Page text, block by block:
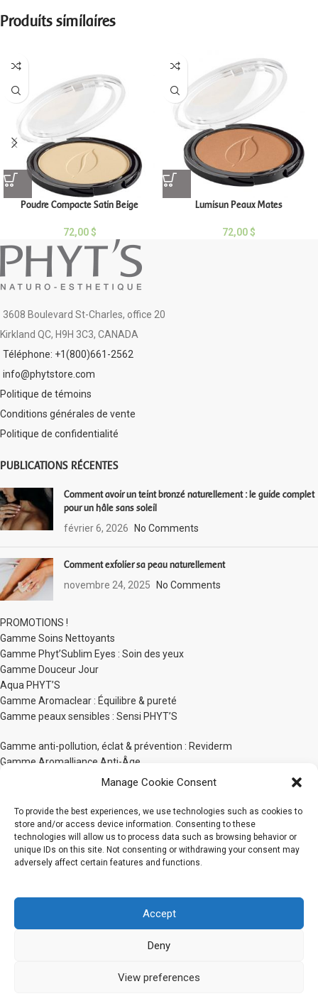
Manage Cookie Consent
To provide the best experiences, we use technologies such as cookies to
store and/or access device information. Consenting to these
technologies will allow us to process data such as browsing behavior or
unique IDs on this site. Not consenting or withdrawing your consent may
adversely affect certain features and functions.
Accept
Deny
View preferences
Produits similaires
Poudre Compacte Satin Beige
72,00$
Lumisun Peaux Mates
72,00$
3608 Boulevard St-Charles, office 20
Kirkland QC, H9H 3C3, CANADA
Téléphone: +1(800)661-2562
info@phytstore.com
Politique de témoins
Conditions générales de vente
Politique de confidentialité
PUBLICATIONS RÉCENTES
Comment avoir un teint bronzé naturellement : le guide complet
pour un hâle sans soleil
février 6, 2026 No Comments
Comment exfolier sa peau naturellement
novembre 24, 2025 No Comments
PROMOTIONS !
Gamme Soins Nettoyants
Gamme Phyt’Sublim Eyes : Soin des yeux
Gamme Douceur Jour
Aqua PHYT’S
Gamme Aromaclear : Équilibre & pureté
Gamme peaux sensibles : Sensi PHYT’S
Gamme anti-pollution, éclat & prévention : Reviderm
Gamme Aromalliance Anti-Âge
Gamme anti-âge global d’exception : Panacée
PHYT’S Men
PHYT’SSIMA Nutrition extrême
Gamme Protecteurs Corps
Gamme sensorielle corps : Bionatural by PHYT’S
Gamme Phyt’Solaires
Soins pour bébé PHYT’S 1er Âge
Gamme maquillage PHYT’S Organic Make-Up
2020 Tous droits réservésPHYT'S CanadaCJMB Cosmétiques Inc.